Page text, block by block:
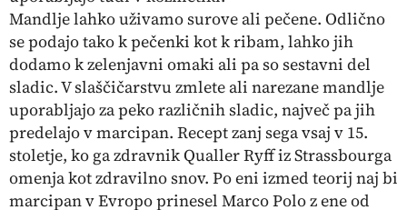
Mandlje lahko uživamo surove ali pečene. Odlično
se podajo tako k pečenki kot k ribam, lahko jih
dodamo k zelenjavni omaki ali pa so sestavni del
sladic. V slaščičarstvu zmlete ali narezane mandlje
uporabljajo za peko različnih sladic, največ pa jih
predelajo v marcipan. Recept zanj sega vsaj v 15.
stoletje, ko ga zdravnik Qualler Ryff iz Strassbourga
omenja kot zdravilno snov. Po eni izmed teorij naj bi
marcipan v Evropo prinesel Marco Polo z ene od